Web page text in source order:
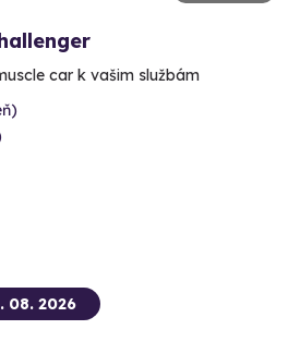
car k vašim službám
08. 2026